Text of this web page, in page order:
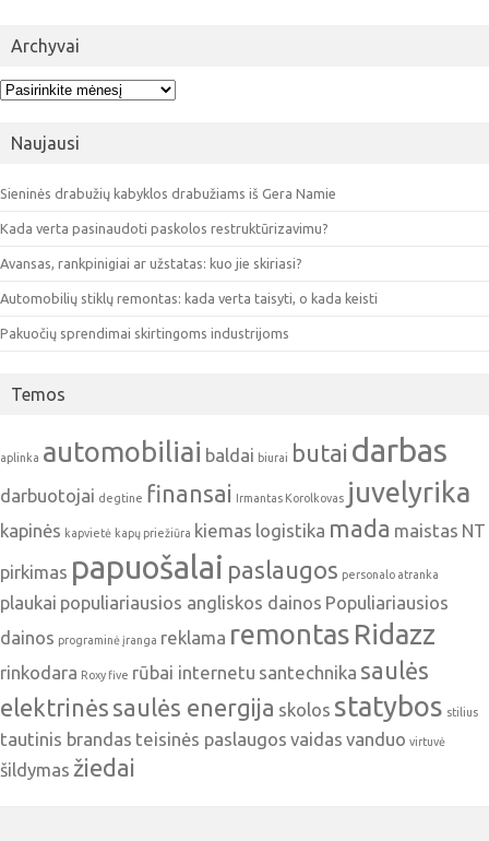
Archyvai
Archyvai
Naujausi
Sieninės drabužių kabyklos drabužiams iš Gera Namie
Kada verta pasinaudoti paskolos restruktūrizavimu?
Avansas, rankpinigiai ar užstatas: kuo jie skiriasi?
Automobilių stiklų remontas: kada verta taisyti, o kada keisti
Pakuočių sprendimai skirtingoms industrijoms
Temos
aplinka automobiliai baldai biurai butai darbas
darbuotojai degtine finansai Irmantas Korolkovas juvelyrika
kapinės kapvietė kapų priežiūra kiemas logistika mada maistas NT
pirkimas papuošalai paslaugos personalo atranka
plaukai populiariausios angliskos dainos Populiariausios
dainos programinė įranga reklama remontas Ridazz
rinkodara Roxy five rūbai internetu santechnika saulės
elektrinės saulės energija skolos statybos stilius
tautinis brandas teisinės paslaugos vaidas vanduo virtuvė
šildymas žiedai